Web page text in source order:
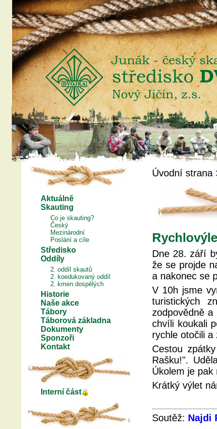
Aktuálně
Skauting
Co je skauting?
Český
Mezinárodní
Poslání a cíle
Středisko
Oddíly
2. oddíl skautů
2. koedukovaný oddíl
2. kmen dospělých
Historie
Naše akce
Tábory
Táborová základna
Dokumenty
Sponzoři
Kontakt
Interní část
Úvodní strana
Dne 28. září
že se projde
a nakonec se
V 10h jsme
turistických
zodpovědně
chvíli koukali
rychle otočili
Cestou
Rašku!".
Úkolem je
Krátký výlet
Soutěž: Najdi